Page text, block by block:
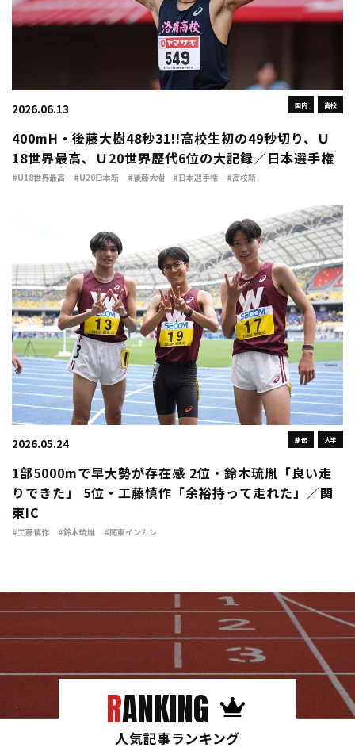
国内 高校
2026.06.13
400mH・後藤大樹48秒31!!高校生初の49秒切り、Ｕ
18世界最高、Ｕ20世界歴代6位の大記録／日本選手権
#U18世界最高 #U20日本新 #後藤大樹 #日本選手権 #高校新
駅伝 大学
2026.05.24
1部5000mで早大勢が存在感 2位・鈴木琉胤「良い走
りできた」 5位・工藤慎作「余裕持って走れた」／関
東IC
#工藤慎作 #鈴木琉胤 #関東インカレ
RANKING
人気記事ランキング